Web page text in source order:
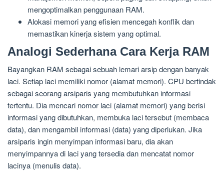
mengoptimalkan penggunaan RAM.
Alokasi memori yang efisien mencegah konflik dan
memastikan kinerja sistem yang optimal.
Analogi Sederhana Cara Kerja RAM
Bayangkan RAM sebagai sebuah lemari arsip dengan banyak
laci. Setiap laci memiliki nomor (alamat memori). CPU bertindak
sebagai seorang arsiparis yang membutuhkan informasi
tertentu. Dia mencari nomor laci (alamat memori) yang berisi
informasi yang dibutuhkan, membuka laci tersebut (membaca
data), dan mengambil informasi (data) yang diperlukan. Jika
arsiparis ingin menyimpan informasi baru, dia akan
menyimpannya di laci yang tersedia dan mencatat nomor
lacinya (menulis data).